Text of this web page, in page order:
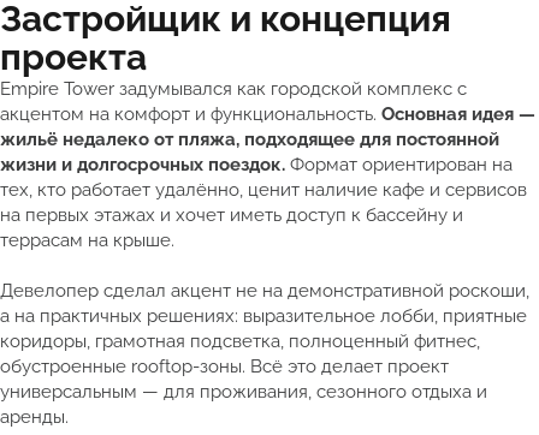
Застройщик и концепция
проекта
Empire Tower задумывался как городской комплекс с
акцентом на комфорт и функциональность. Основная идея —
жильё недалеко от пляжа, подходящее для постоянной
жизни и долгосрочных поездок. Формат ориентирован на
тех, кто работает удалённо, ценит наличие кафе и сервисов
на первых этажах и хочет иметь доступ к бассейну и
террасам на крыше.
Девелопер сделал акцент не на демонстративной роскоши,
а на практичных решениях: выразительное лобби, приятные
коридоры, грамотная подсветка, полноценный фитнес,
обустроенные rooftop-зоны. Всё это делает проект
универсальным — для проживания, сезонного отдыха и
аренды.